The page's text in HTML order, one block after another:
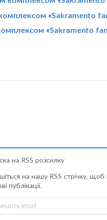
«Sakramento
«Sakramento
на RSS розсилку
на нашу RSS стрічку,
публікації.